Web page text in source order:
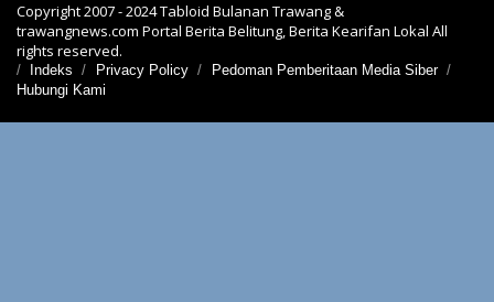
Copyright 2007 - 2024 Tabloid Bulanan Trawang &
trawangnews.com Portal Berita Belitung, Berita Kearifan Lokal All
rights reserved.
Indeks Privacy Policy
Pedoman Pemberitaan Media Siber
Hubungi Kami